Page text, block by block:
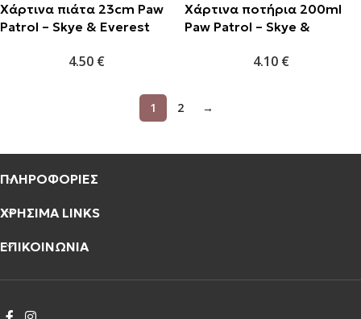
Χάρτινα πιάτα 23cm Paw
Patrol – Skye & Everest
4.50 €
Χάρτινα ποτήρια 200ml
Paw Patrol – Skye &
4.10 €
1 2 →
ΠΛΗΡΟΦΟΡΙΕΣ
ΧΡΗΣΙΜΑ LINKS
ΕΠΙΚΟΙΝΩΝΙΑ